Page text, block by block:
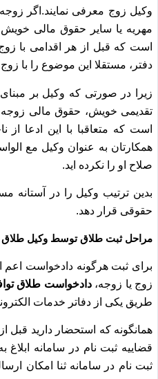
وکیل زوج معرفی نمایند. اگر
مهریه یا سایر حقوق مالی
است که قبل از هر اقدامی با
دفتر، مستقلا این موضوع را با
زیرا در صورتی که وکیل بر
تقدیمی خویش، حقوق مالی زوجه
است که متعاقبا با این ادعا
همکارتان به عنوان وکیل مع
صلاح او را نکرده اید.
بدین ترتیب وکیل را در آستانه
حقوقی قرار دهد.
مراحل ثبت طلاق توسط وکیل طلاق
برای ثبت هرگونه دادخواست
زوج یا زوجه،دادخواست طلاق
طریق یکی از دفاتر خدمات
همانگونه که استحضار دارید قبل
قضاییه ثبت نام در سامانه ابلاغ
ثبت نام در سامانه ثنا امکان